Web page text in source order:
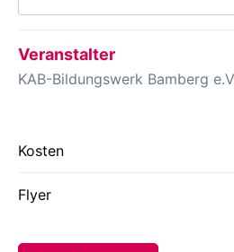
Veranstalter
KAB-Bildungswerk Bamberg
Kosten
Flyer